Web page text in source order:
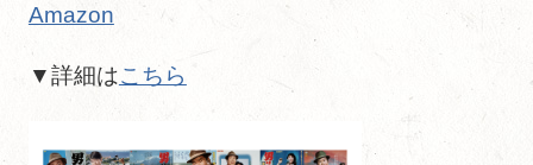
Amazon
▼詳細はこちら